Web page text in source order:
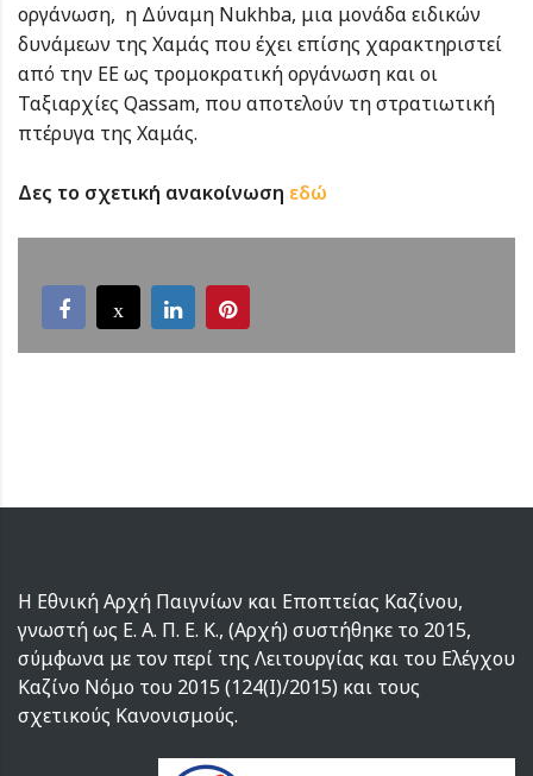
οργάνωση, η Δύναμη Nukhba, μια μονάδα ειδικών
δυνάμεων της Χαμάς που έχει επίσης χαρακτηριστεί
από την ΕΕ ως τρομοκρατική οργάνωση και οι
Ταξιαρχίες Qassam, που αποτελούν τη στρατιωτική
πτέρυγα της Χαμάς.
Δες το σχετική ανακοίνωση εδώ
Η Εθνική Αρχή Παιγνίων και Εποπτείας Καζίνου,
γνωστή ως Ε. Α. Π. Ε. Κ., (Αρχή) συστήθηκε το 2015,
σύμφωνα με τον περί της Λειτουργίας και του Ελέγχου
Καζίνο Νόμο του 2015 (124(I)/2015) και τους
σχετικούς Κανονισμούς.